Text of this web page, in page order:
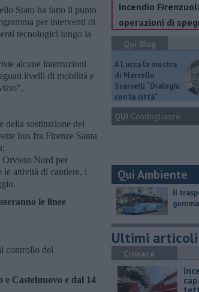
Stato ha fatto il punto
per interventi di
tecnologici lungo la
alcune interruzioni
livelli di mobilità e
della sostituzione del
bus fra Firenze Santa
Orvieto Nord per
le attività di cantiere, i
le linee
controllo del
Castelnuovo e dal 14
Incendio
operazioni di
Qui Blog
A Lucca la mostra
di Marcello
Scarselli “Dialoghi
con la città"
QUI Condoglianze
Qui Ambiente
​Il
Ultimi articoli
Cronaca